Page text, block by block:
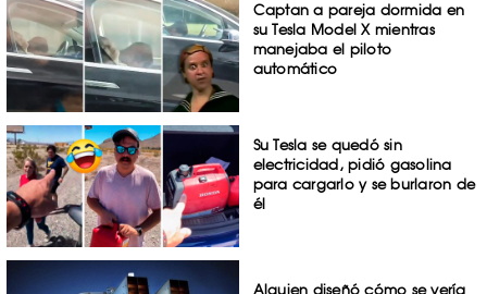
Captan a pareja dormida en
su Tesla Model X mientras
manejaba el piloto
automático
Su Tesla se quedó sin
electricidad, pidió gasolina
para cargarlo y se burlaron de
él
Alguien diseñó cómo se vería